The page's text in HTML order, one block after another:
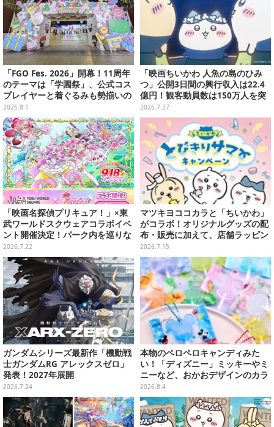
「FGO Fes. 2026」開幕！11周年
のテーマは「学園祭」、公式コス
プレイヤーと着ぐるみも勢揃いの
カルデア学園はお祭り一色
2026.8.1
「映画ちいかわ 人魚の島のひみ
つ」公開3日間の興行収入は22.4
億円！観客動員数は150万人を突
破
2026.7.27
「映画名探偵プリキュア！」×東
武ワールドスクウェアコラボイベ
ント開催決定！パーク内を巡りな
がらデフォルメフィギュア「ぷり
きゅ～と」を探そう
2026.7.22
マツキヨココカラと「ちいかわ」
がコラボ！オリジナルグッズの配
布・販売に加えて、店舗ラッピン
グや”花火打ち上げ”まで盛り沢山
2026.7.15
ガンダムシリーズ最新作「機動戦
士ガンダムRG アレックスゼロ」
発表！2027年展開
2026.7.24
本物のペロペロキャンディみた
い！「ディズニー」ミッキーやミ
ニーなど、おかおデザインのカラ
フルチャーム全10種が8月31日発
売
2026.8.4